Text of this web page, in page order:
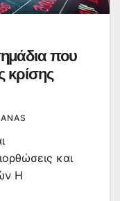
που
κρίσης
και
Η